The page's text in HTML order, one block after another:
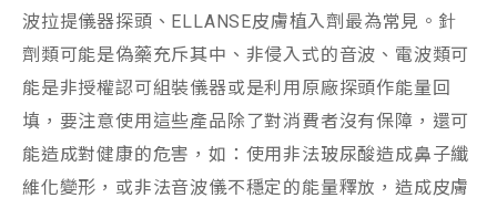
波拉提儀器探頭、ELLANSE皮膚植入劑最為常見。針
劑類可能是偽藥充斥其中、非侵入式的音波、電波類可
能是非授權認可組裝儀器或是利用原廠探頭作能量回
填，要注意使用這些產品除了對消費者沒有保障，還可
能造成對健康的危害，如：使用非法玻尿酸造成鼻子纖
維化變形，或非法音波儀不穩定的能量釋放，造成皮膚